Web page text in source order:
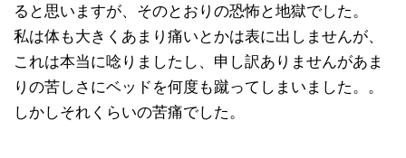
ると思いますが、そのとおりの恐怖と地獄でした。
私は体も大きくあまり痛いとかは表に出しませんが、
これは本当に唸りましたし、申し訳ありませんがあま
りの苦しさにベッドを何度も蹴ってしまいました。。
しかしそれくらいの苦痛でした。